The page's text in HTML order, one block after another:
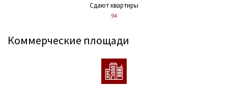
Сдают квартиры
94
Коммерческие площади